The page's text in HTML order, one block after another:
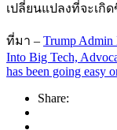
เปลี่ยนแปลงที่จะเกิ
ที่มา – Trump Admin
Into Big Tech,
has been going easy
Share: